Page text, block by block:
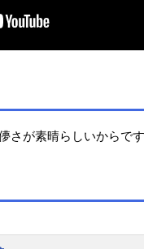
：「
さが素晴らしいからです